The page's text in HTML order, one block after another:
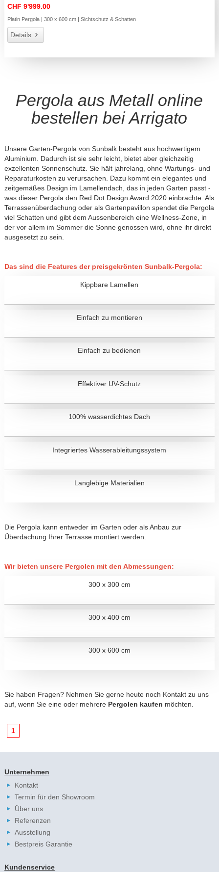
CHF 9'999.00
Platin Pergola | 300 x 600 cm | Sichtschutz & Schatten
Details
Pergola aus Metall online
bestellen bei Arrigato
Unsere Garten-Pergola von Sunbalk besteht aus hochwertigem
Aluminium. Dadurch ist sie sehr leicht, bietet aber gleichzeitig
exzellenten Sonnenschutz. Sie hält jahrelang, ohne Wartungs- und
Reparaturkosten zu verursachen. Dazu kommt ein elegantes und
zeitgemäßes Design im Lamellendach, das in jeden Garten passt -
was dieser Pergola den Red Dot Design Award 2020 einbrachte. Als
Terrassenüberdachung oder als Gartenpavillon spendet die Pergola
viel Schatten und gibt dem Aussenbereich eine Wellness-Zone, in
der vor allem im Sommer die Sonne genossen wird, ohne ihr direkt
ausgesetzt zu sein.
Das sind die Features der preisgekrönten Sunbalk-Pergola:
Kippbare Lamellen
Einfach zu montieren
Einfach zu bedienen
Effektiver UV-Schutz
100% wasserdichtes Dach
Integriertes Wasserableitungssystem
Langlebige Materialien
Die Pergola kann entweder im Garten oder als Anbau zur
Überdachung Ihrer Terrasse montiert werden.
Wir bieten unsere Pergolen mit den Abmessungen:
300 x 300 cm
300 x 400 cm
300 x 600 cm
Sie haben Fragen? Nehmen Sie gerne heute noch Kontaktzu uns
auf, wenn Sie eine oder mehrere Pergolen kaufen möchten.
1
Unternehmen
Kontakt
Termin für den Showroom
Über uns
Referenzen
Ausstellung
Bestpreis Garantie
Kundenservice